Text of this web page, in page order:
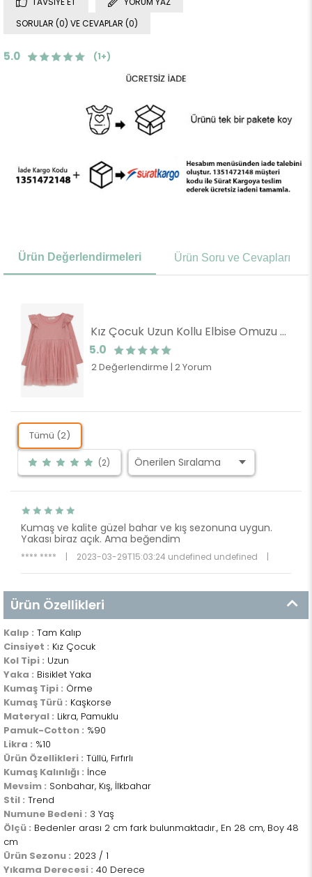
SORULAR (0) VE CEVAPLAR (0)
5.0 (1+)
Ürün Değerlendirmeleri Ürün Soru ve Cevapları
Kız Çocuk Uzun Kollu Elbise Omuzu Fırfırlı Gülkurusu (3 Yaş)
5.0
2 Değerlendirme | 2 Yorum
Tümü (2)
(2)
Kumaş ve kalite güzel bahar ve kış sezonuna uygun.
Yakası biraz açık. Ama beğendim
**** **** | 2023-03-29T15:03:24 undefined undefined |
Ürün Özellikleri
Kalıp : Tam Kalıp
Cinsiyet : Kız Çocuk
Kol Tipi : Uzun
Yaka : Bisiklet Yaka
Kumaş Tipi : Örme
Kumaş Türü : Kaşkorse
Materyal : Likra, Pamuklu
Pamuk-Cotton : %90
Likra : %10
Ürün Özellikleri : Tüllü, Fırfırlı
Kumaş Kalınlığı : İnce
Mevsim : Sonbahar, Kış, İlkbahar
Stil : Trend
Numune Bedeni : 3 Yaş
Ölçü : Bedenler arası 2 cm fark bulunmaktadır., En 28 cm, Boy 48
cm
Ürün Sezonu : 2023 / 1
Yıkama Derecesi : 40 Derece